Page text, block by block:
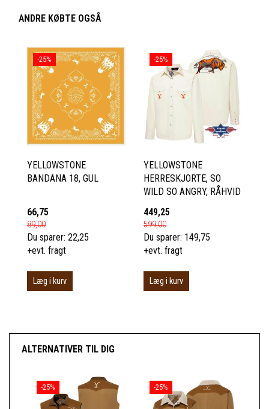
ANDRE KØBTE OGSÅ
-25%
YELLOWSTONE
BANDANA 18, GUL
66,75
89,00
Du sparer: 22,25
+evt. fragt
Læg i kurv
-25%
YELLOWSTONE
HERRESKJORTE, SO
WILD SO ANGRY, RÅHVID
449,25
599,00
Du sparer: 149,75
+evt. fragt
Læg i kurv
ALTERNATIVER TIL DIG
-25% -25%